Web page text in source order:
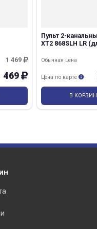
1 469
469
Пульт 2-
XT2 868SLH LR
Обычная цена
Цена по карте
В
раз в 2